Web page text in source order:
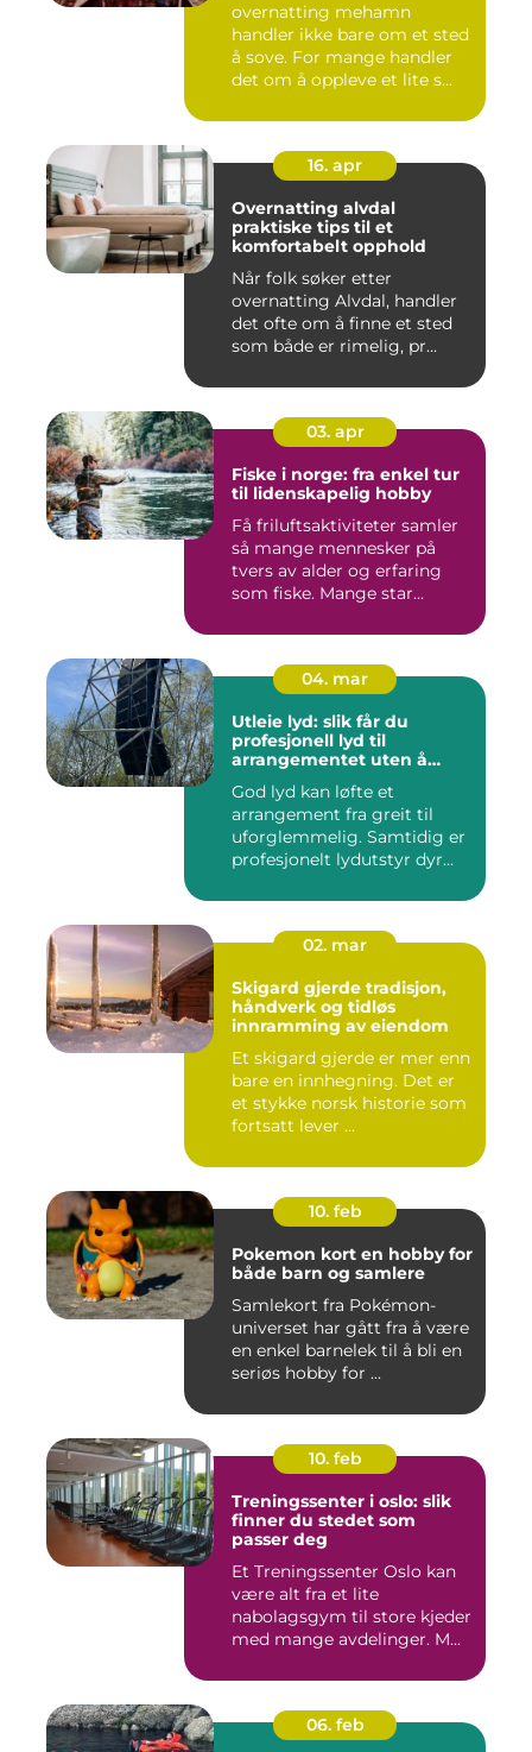
overnatting mehamn
handler ikke bare om et sted
å sove. For mange handler
det om å oppleve et lite s...
16. apr
Overnatting alvdal
praktiske tips til et
komfortabelt opphold
Når folk søker etter
overnatting Alvdal, handler
det ofte om å finne et sted
som både er rimelig, pr...
03. apr
Fiske i norge: fra enkel tur
til lidenskapelig hobby
Få friluftsaktiviteter samler
så mange mennesker på
tvers av alder og erfaring
som fiske. Mange star...
04. mar
Utleie lyd: slik får du
profesjonell lyd til
arrangementet uten å
God lyd kan løfte et
arrangement fra greit til
uforglemmelig. Samtidig er
profesjonelt lydutstyr dyr...
02. mar
Skigard gjerde tradisjon,
håndverk og tidløs
innramming av eiendom
Et skigard gjerde er mer enn
bare en innhegning. Det er
et stykke norsk historie som
fortsatt lever ...
10. feb
Pokemon kort en hobby for
både barn og samlere
Samlekort fra Pokémon-
universet har gått fra å være
en enkel barnelek til å bli en
seriøs hobby for ...
10. feb
Treningssenter i oslo: slik
finner du stedet som
passer deg
Et Treningssenter Oslo kan
være alt fra et lite
nabolagsgym til store kjeder
med mange avdelinger. M...
06. feb